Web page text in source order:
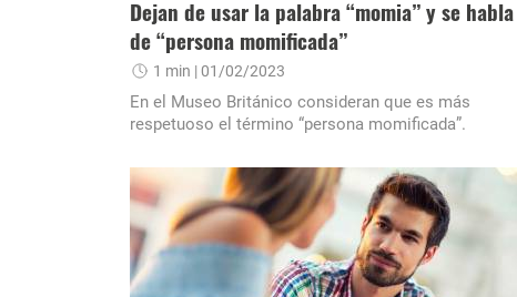
Dejan de usar la palabra “momia” y se habla
de “persona momificada”
1 min | 01/02/2023
En el Museo Británico consideran que es más
respetuoso el término “persona momificada”.